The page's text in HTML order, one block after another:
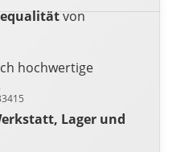
von
hochwertige
Lager und